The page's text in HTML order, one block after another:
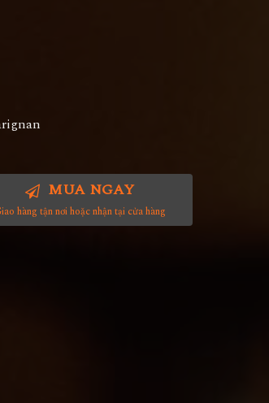
MUA NGAY
hàng tận nơi hoặc nhận tại cửa hàng